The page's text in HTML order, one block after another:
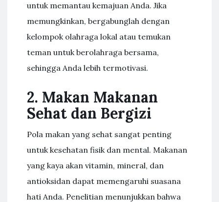
untuk memantau kemajuan Anda. Jika
memungkinkan, bergabunglah dengan
kelompok olahraga lokal atau temukan
teman untuk berolahraga bersama,
sehingga Anda lebih termotivasi.
2. Makan Makanan
Sehat dan Bergizi
Pola makan yang sehat sangat penting
untuk kesehatan fisik dan mental. Makanan
yang kaya akan vitamin, mineral, dan
antioksidan dapat memengaruhi suasana
hati Anda. Penelitian menunjukkan bahwa